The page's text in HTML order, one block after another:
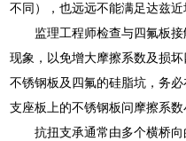
不同），也远远不能满足达兹近
监理工程师检查与四氟板
现象，以免增大摩擦系数及损
不锈钢板及四氟的硅脂坑，务
支座板上的不锈钢板问摩擦系数
抗扭支承通常由多个横桥